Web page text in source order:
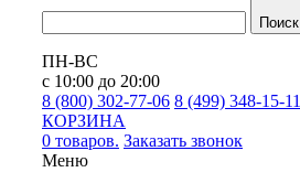
Поиск
ПН-ВС
с 10:00 до 20:00
8 (800) 302-77-06 8 (499) 348-15-11
КОРЗИНА
0 товаров. Заказать звонок
Меню